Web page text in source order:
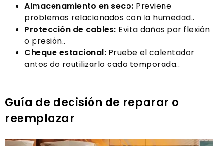
Almacenamiento en seco: Previene
problemas relacionados con la humedad..
Protección de cables: Evita daños por flexión
o presión..
Cheque estacional: Pruebe el calentador
antes de reutilizarlo cada temporada..
Guía de decisión de reparar o
reemplazar